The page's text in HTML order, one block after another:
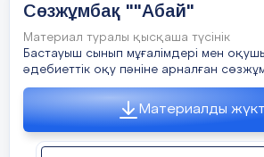
Сөзжұмбақ ""Абай"
Материал туралы қысқаша түсінік
Бастауыш сынып мұғалімдері мен
әдебиеттік оқу пәніне арналған
Материалды